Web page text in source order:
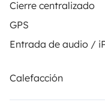
Cierre centralizado
GPS
Entrada de audio /
Calefacción
Tus primeros pasos
Las opiniones de